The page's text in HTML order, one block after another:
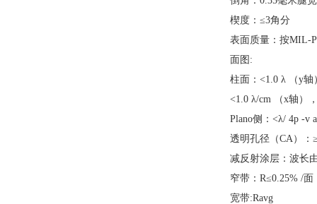
楔度：≤3角分
表面质量：按MIL-
面图:
柱面：<1.0 λ （y轴
<1.0 λ/cm （x轴）
Plano侧：<λ/ 4p -v
透明孔径（CA）：
减反射涂层：波长
窄带：R≤0.25% /面
宽带:Ravg